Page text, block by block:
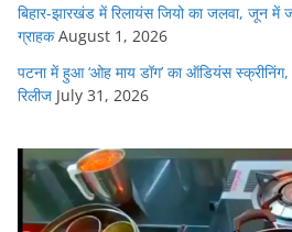
बिहार-झारखंड में रिलायंस जियो का जलवा, जून में
ग्राहक August 1, 2026
पटना में हुआ ‘ओह माय डॉग’ का ऑडियंस स्क्रीनिंग,
रिलीज July 31, 2026